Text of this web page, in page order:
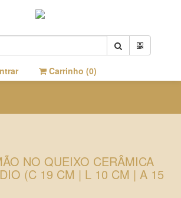
Carrinho (0)
NO QUEIXO CERÂMICA
(C 19 CM | L 10 CM | A 15